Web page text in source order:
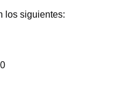
los siguientes: